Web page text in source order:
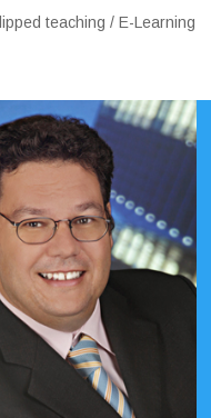
teaching / E-Learning